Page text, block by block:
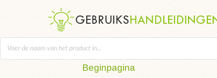
Beginpagina